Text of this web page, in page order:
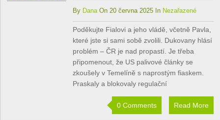
By DanaOn 20 června 2025 In Nezařazené
Poděkujte Fialovi a jeho vládě, včetně Pavla,
které jste si sami sobě zvolili. Dukovany hlásí
problém – ČR je nad propastí. Je třeba
připomenout, že US palivové články se
zkoušely v Temelíně s naprostým fiaskem.
Praskaly a blokovaly regulační
0 Comments Read More